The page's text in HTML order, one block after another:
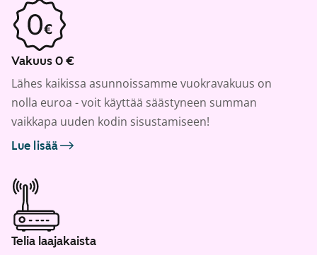
Vakuus 0 €
Lähes kaikissa asunnoissamme vuokravakuus on
nolla euroa - voit käyttää säästyneen summan
vaikkapa uuden kodin sisustamiseen!
Lue lisää
Telia laajakaista